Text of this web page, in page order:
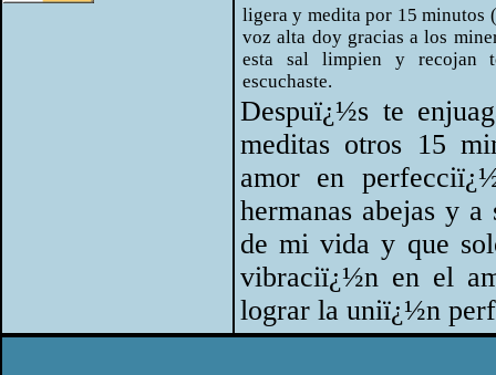
ligera y medita por 15 minutos
voz alta doy gracias a los
esta sal limpien y recojan
escuchaste.
Despuï¿½s te
meditas otros 15
amor en
hermanas abejas y
de mi vida y que
vibraciï¿½n en el
lograr la uniï¿½n